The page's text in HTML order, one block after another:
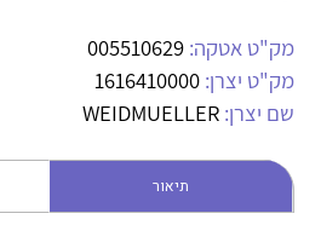
מיתוג, בקרה , ואינסטלציה חשמלית
חשמל מיתוג ואינסטלציה חשמלית
קופסאות וארונות לחשמל, בקרה
לכל מוצרי היצרן
מק"ט אטקה: 005510629
מק"ט יצרן: 1616410000
שם יצרן: WEIDMUELLER
תיאור